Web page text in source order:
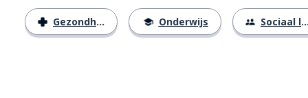
Gezondheid Onderwijs Sociaal leven